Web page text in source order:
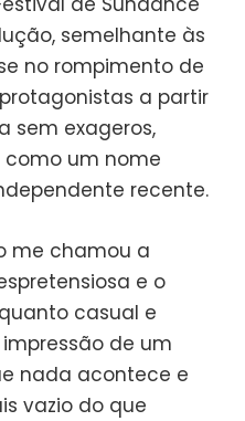
semelhante às
no rompimento de
a partir
sem exageros,
como um nome
recente.
me chamou a
e o
casual e
de um
nada acontece e
vazio do que